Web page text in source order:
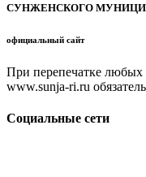
СУНЖЕНСКОГО
официальный сайт
При перепечатке любых
www.sunja-ri.ru
Социальные сети